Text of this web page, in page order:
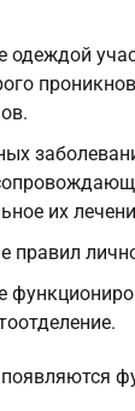
одеждой
их
правил